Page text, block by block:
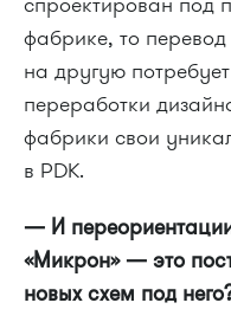
фабрике, то перевод
на другую
переработки
фабрики свои
в PDK.
— И
«Микрон» — это
новых схем под